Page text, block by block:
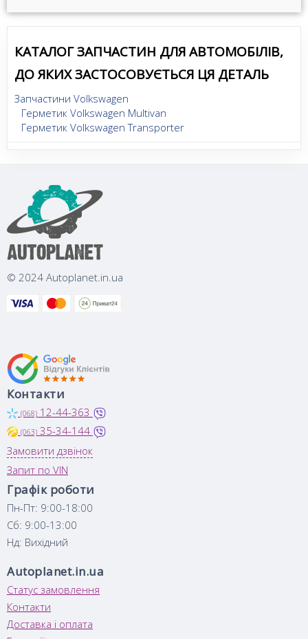
КАТАЛОГ ЗАПЧАСТИН ДЛЯ АВТОМОБІЛІВ,
ДО ЯКИХ ЗАСТОСОВУЄТЬСЯ ЦЯ ДЕТАЛЬ
Запчастини Volkswagen
Герметик Volkswagen Multivan
Герметик Volkswagen Transporter
© 2024 Autoplanet.in.ua
Контакти
(068) 12-44-363
(063) 35-34-144
Замовити дзвінок
Запит по VIN
Графік роботи
Пн-Пт: 9:00-18:00
Сб: 9:00-13:00
Нд: Вихідний
Autoplanet.in.ua
Статус замовлення
Контакти
Доставка і оплата